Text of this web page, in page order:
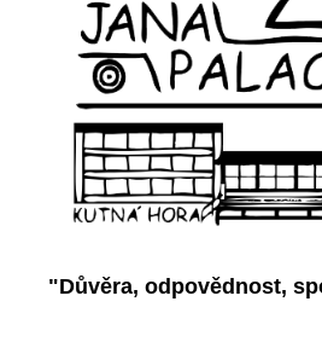
"Důvěra, odpovědnost,